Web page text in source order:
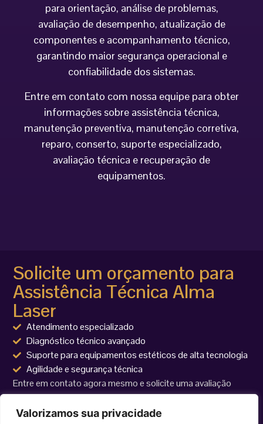
Valorizamos sua privacidade
para orientação, análise de problemas,
avaliação de desempenho, atualização de
componentes e acompanhamento técnico,
garantindo maior segurança operacional e
confiabilidade dos sistemas.
Entre em contato com nossa equipe para obter
informações sobre assistência técnica,
manutenção preventiva, manutenção corretiva,
reparo, conserto, suporte especializado,
avaliação técnica e recuperação de
equipamentos.
Solicite um orçamento para
Assistência Técnica Alma
Laser
Atendimento especializado
Diagnóstico técnico avançado
Suporte para equipamentos estéticos de alta tecnologia
Agilidade e segurança técnica
Entre em contato agora mesmo e solicite uma avaliação
técnica para seu equipamento Alma Laser.